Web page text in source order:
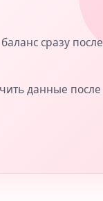
сразу после
данные после